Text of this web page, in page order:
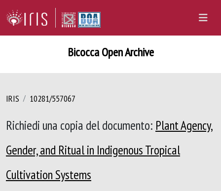
Bicocca Open Archive
IRIS 10281/557067
Richiedi una copia del documento: Plant Agency,
Gender, and Ritual in Indigenous Tropical
Cultivation Systems